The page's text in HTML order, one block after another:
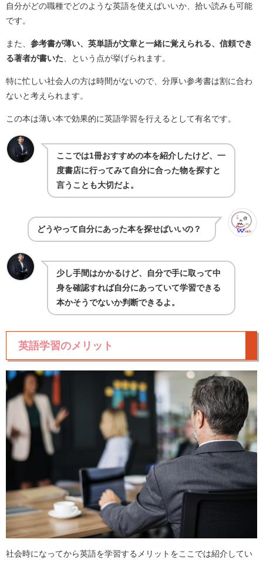
自分がどの職種でどのような英語を使えばいいか、拾い読みも可能
です。
また、 参考書が薄い、英単語が文章と一緒に覚えられる、信頼でき
る著者が書いた
という点が挙げられます。
特に忙しい社会人の方は時間がないので、分厚い参考書は割に合わ
ないと考えられます。
この本は薄い本で効果的に英語学習を行えるとして有名です。
ここでは1冊おすすめの本を紹介したけど、一
度書店に行ってみて自分に合った物を探すと
言うことも大切だよ。
どうやって自分にあった本を探せばいいの？
少し手間はかかるけど、自分で手に取って中
身を確認すれば自分にあっていて学習できる
本かそうでないか判断できるよ。
英語学習のメリット
社会時になってから英語を学習するメリットをここでは紹介してい